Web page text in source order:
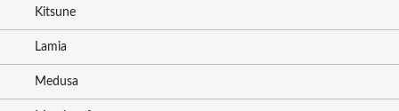
Kitsune
Lamia
Medusa